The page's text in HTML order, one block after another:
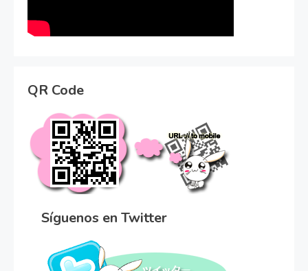
QR Code
Síguenos en Twitter